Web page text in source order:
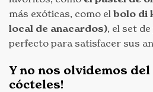
más exóticas, como el bolo di
local de anacardos), el set
perfecto para satisfacer sus
Y no nos olvidemos
cócteles!